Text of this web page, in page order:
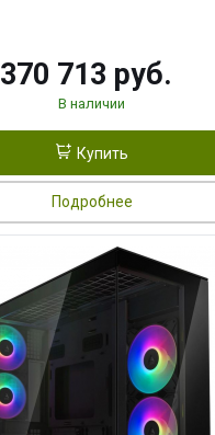
370 713 руб.
В наличии
Купить
Подробнее